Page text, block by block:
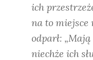
ich
na to miejsce
odparł:
niechże ich